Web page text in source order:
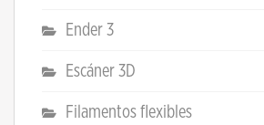
Ender 3
Escáner 3D
Filamentos flexibles